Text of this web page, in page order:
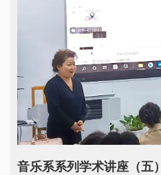
音乐系系列学术讲座（五